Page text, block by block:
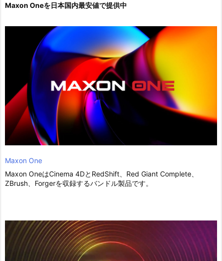
Maxon Oneを日本国内最安値で提供中
Maxon One
Maxon OneはCinema 4DとRedShift、Red Giant Complete、
ZBrush、Forgerを収録するバンドル製品です。